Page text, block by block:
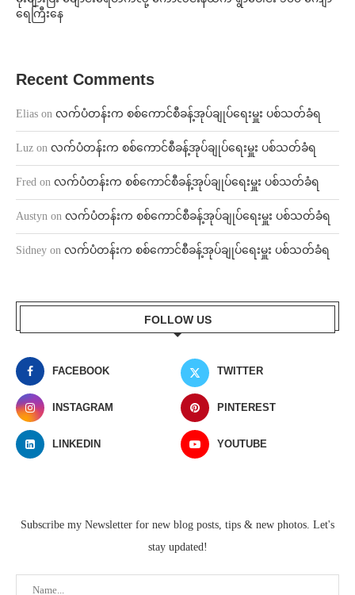
ရေကြီးနေ
Recent Comments
Elias on လက်ပံတန်းက စစ်ကောင်စီခန့်အုပ်ချုပ်ရေးမှူး ပစ်သတ်ခံရ
Luz on လက်ပံတန်းက စစ်ကောင်စီခန့်အုပ်ချုပ်ရေးမှူး ပစ်သတ်ခံရ
Fred on လက်ပံတန်းက စစ်ကောင်စီခန့်အုပ်ချုပ်ရေးမှူး ပစ်သတ်ခံရ
Austyn on လက်ပံတန်းက စစ်ကောင်စီခန့်အုပ်ချုပ်ရေးမှူး ပစ်သတ်ခံရ
Sidney on လက်ပံတန်းက စစ်ကောင်စီခန့်အုပ်ချုပ်ရေးမှူး ပစ်သတ်ခံရ
FOLLOW US
FACEBOOK TWITTER
INSTAGRAM PINTEREST
LINKEDIN YOUTUBE
Subscribe my Newsletter for new blog posts, tips & new photos. Let's
stay updated!